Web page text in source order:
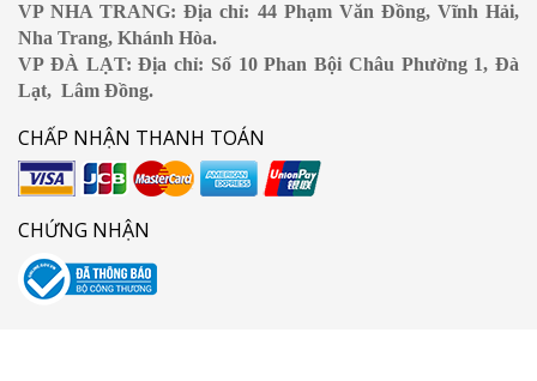
VP NHA TRANG: Địa chỉ: 44 Phạm Văn Đồng, Vĩnh Hải,
Nha Trang, Khánh Hòa.
VP ĐÀ LẠT: Địa chỉ: Số 10 Phan Bội Châu Phường 1, Đà
Lạt, Lâm Đồng.
CHẤP NHẬN THANH TOÁN
CHỨNG NHẬN